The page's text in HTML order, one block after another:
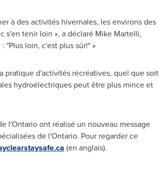
à des activités hivernales, les environs des
s'en tenir loin », a déclaré Mike Martelli,
"Plus loin, c'est plus sûr!" »
pratique d'activités récréatives, quel que soit
hydroélectriques peut être plus mince et
l'Ontarioont réalisé un nouveau message
de l'Ontario. Pour regarder ce
(en anglais).